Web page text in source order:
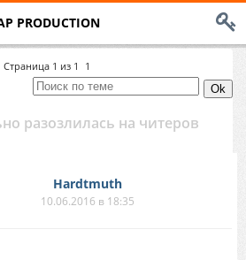
PRODUCTION
Страница 1 из 1 1
разозлилась на читеров
Hardtmuth
10.06.2016 в 18:35